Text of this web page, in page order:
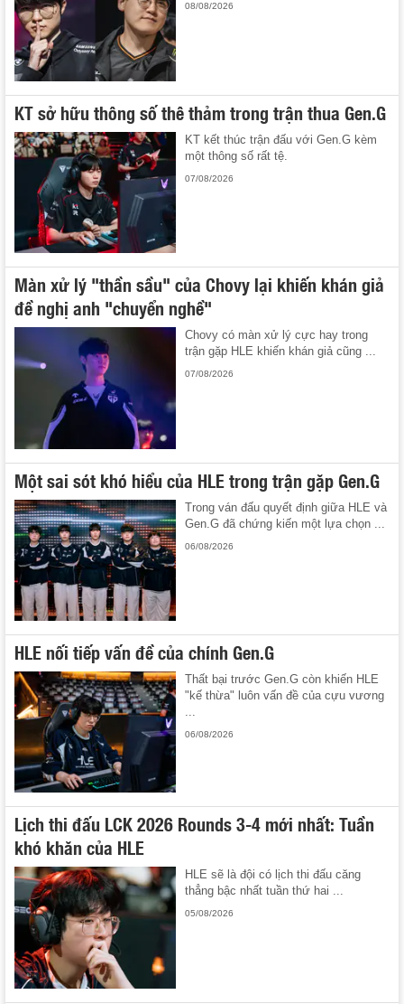
08/08/2026
KT sở hữu thông số thê thảm trong trận thua Gen.G
KT kết thúc trận đấu với Gen.G kèm
một thông số rất tệ.
07/08/2026
Màn xử lý "thần sầu" của Chovy lại khiến khán giả
đề nghị anh "chuyển nghề"
Chovy có màn xử lý cực hay trong
trận gặp HLE khiến khán giả cũng ...
07/08/2026
Một sai sót khó hiểu của HLE trong trận gặp Gen.G
Trong ván đấu quyết định giữa HLE và
Gen.G đã chứng kiến một lựa chọn ...
06/08/2026
HLE nối tiếp vấn đề của chính Gen.G
Thất bại trước Gen.G còn khiến HLE
"kế thừa" luôn vấn đề của cựu vương
06/08/2026
Lịch thi đấu LCK 2026 Rounds 3-4 mới nhất: Tuần
khó khăn của HLE
HLE sẽ là đội có lịch thi đấu căng
thẳng bậc nhất tuần thứ hai ...
05/08/2026